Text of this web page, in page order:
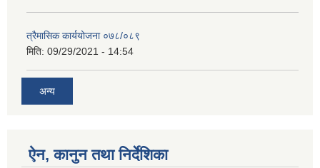
त्रैमासिक कार्ययोजना ०७८/०८९
मिति: 09/29/2021 - 14:54
अन्य
ऐन, कानुन तथा निर्देशिका